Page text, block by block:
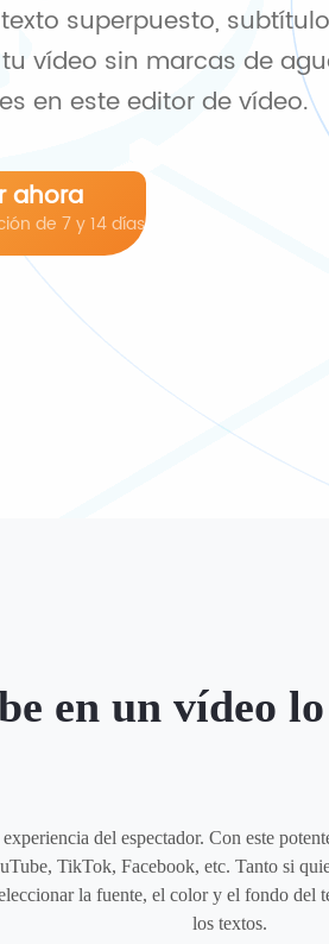
superpuesto,
vídeo sin marcas de
en este editor de vídeo.
ahora
de 7 y 14 días
en un vídeo
del espectador. Con este
TikTok, Facebook, etc. Tanto si
la fuente, el color y el fondo
los textos.